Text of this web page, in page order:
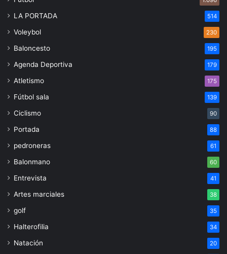
LA PORTADA 514
Voleybol 230
Baloncesto 195
Agenda Deportiva 179
Atletismo 175
Fútbol sala 139
Ciclismo 90
Portada 88
pedroneras 61
Balonmano 60
Entrevista 41
Artes marciales 38
golf 35
Halterofilia 34
Natación 20